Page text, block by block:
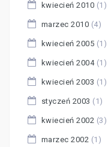
kwiecień 2010 (1)
marzec 2010 (4)
kwiecień 2005 (1)
kwiecień 2004(1)
kwiecień 2003 (1)
styczeń 2003 (1)
kwiecień 2002 (3)
marzec 2002 (1)